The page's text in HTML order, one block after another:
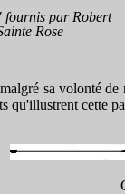
fournis par Robert
Rose
sa volonté
qu'illustrent cette